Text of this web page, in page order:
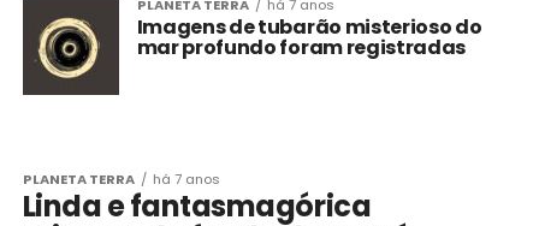
PLANETA TERRA há 7 anos
Imagens de tubarão misterioso do
mar profundo foram registradas
PLANETA TERRA há 7 anos
Linda e fantasmagórica